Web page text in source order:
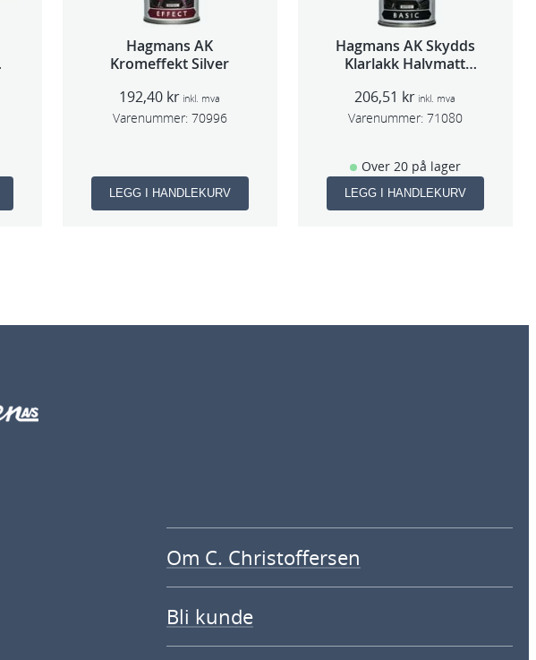
Hagmans AK
Kromeffekt Silver
192,40 kr inkl. mva
Varenummer: 70996
LEGG I HANDLEKURV
Hagmans AK Skydds
Klarlakk Halvmatt
206,51 kr inkl. mva
Varenummer: 71080
Over 20 på lager
LEGG I HANDLEKURV
Om C. Christoffersen
Bli kunde